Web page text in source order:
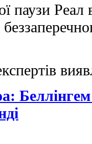
паузи Реал
Беллінгем